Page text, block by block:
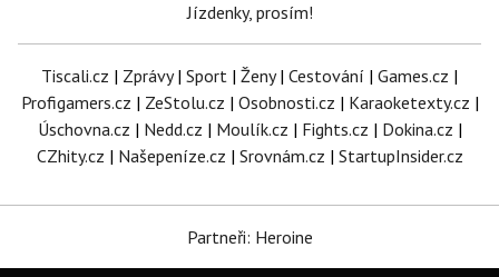
Jízdenky, prosím!
Tiscali.cz | Zprávy| Sport | Ženy| Cestování | Games.cz |
Profigamers.cz | ZeStolu.cz | Osobnosti.cz | Karaoketexty.cz |
Úschovna.cz | Nedd.cz | Moulík.cz | Fights.cz | Dokina.cz |
CZhity.cz | Našepeníze.cz | Srovnám.cz | StartupInsider.cz
Partneři: Heroine